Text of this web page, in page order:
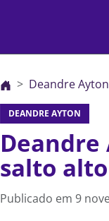
Deandre Ayton
DEANDRE AYTON
salto
Publicado em 9